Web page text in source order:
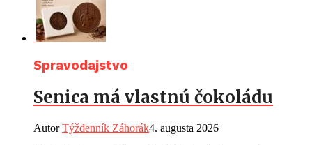
Spravodajstvo
Senica má vlastnú čokoládu
AutorTýždenník Záhorák4. augusta 2026